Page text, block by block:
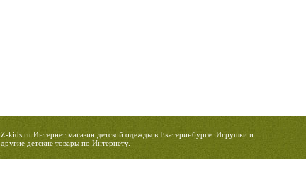
Z-kids.ru Интернет магазин детской одежды в Екатеринбурге. Игрушки и
другие детские товары по Интернету.